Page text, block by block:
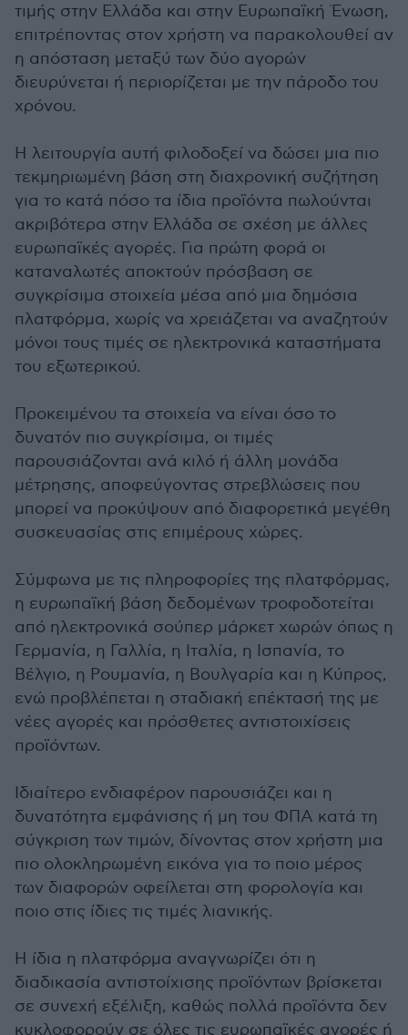
τιμής στην Ελλάδα και στην Ευρωπαϊκή Ένωση,
επιτρέποντας στον χρήστη να παρακολουθεί αν
η απόσταση μεταξύ των δύο αγορών
διευρύνεται ή περιορίζεται με την πάροδο του
χρόνου.
Η λειτουργία αυτή φιλοδοξεί να δώσει μια πιο
τεκμηριωμένη βάση στη διαχρονική συζήτηση
για το κατά πόσο τα ίδια προϊόντα πωλούνται
ακριβότερα στην Ελλάδα σε σχέση με άλλες
ευρωπαϊκές αγορές. Για πρώτη φορά οι
καταναλωτές αποκτούν πρόσβαση σε
συγκρίσιμα στοιχεία μέσα από μια δημόσια
πλατφόρμα, χωρίς να χρειάζεται να αναζητούν
μόνοι τους τιμές σε ηλεκτρονικά καταστήματα
του εξωτερικού.
Προκειμένου τα στοιχεία να είναι όσο το
δυνατόν πιο συγκρίσιμα, οι τιμές
παρουσιάζονται ανά κιλό ή άλλη μονάδα
μέτρησης, αποφεύγοντας στρεβλώσεις που
μπορεί να προκύψουν από διαφορετικά μεγέθη
συσκευασίας στις επιμέρους χώρες.
Σύμφωνα με τις πληροφορίες της πλατφόρμας,
η ευρωπαϊκή βάση δεδομένων τροφοδοτείται
από ηλεκτρονικά σούπερ μάρκετ χωρών όπως η
Γερμανία, η Γαλλία, η Ιταλία, η Ισπανία, το
Βέλγιο, η Ρουμανία, η Βουλγαρία και η Κύπρος,
ενώ προβλέπεται η σταδιακή επέκτασή της με
νέες αγορές και πρόσθετες αντιστοιχίσεις
προϊόντων.
Ιδιαίτερο ενδιαφέρον παρουσιάζει και η
δυνατότητα εμφάνισης ή μη του ΦΠΑ κατά τη
σύγκριση των τιμών, δίνοντας στον χρήστη μια
πιο ολοκληρωμένη εικόνα για το ποιο μέρος
των διαφορών οφείλεται στη φορολογία και
ποιο στις ίδιες τις τιμές λιανικής.
Η ίδια η πλατφόρμα αναγνωρίζει ότι η
διαδικασία αντιστοίχισης προϊόντων βρίσκεται
σε συνεχή εξέλιξη, καθώς πολλά προϊόντα δεν
κυκλοφορούν σε όλες τις ευρωπαϊκές αγορές ή